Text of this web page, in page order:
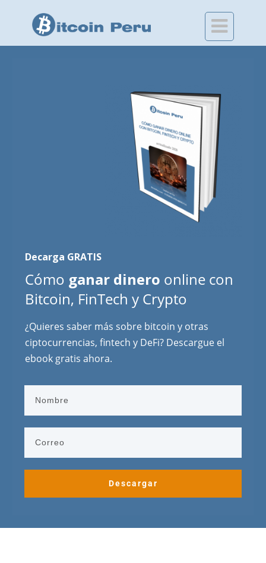

Decarga GRATIS
Cómo ganar dinero online con
Bitcoin, FinTech y Crypto
¿Quieres saber más sobre bitcoin y otras
ciptocurrencias, fintech y DeFi? Descargue el
ebook gratis ahora.
Descargar